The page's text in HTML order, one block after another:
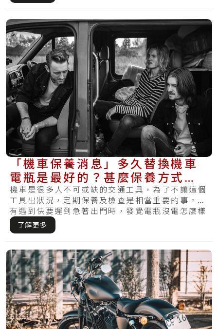
「機車保養消息」多久替換機車
電瓶是最好的？甚麼保養方式最
適合你的電瓶？
機車是很多人不可或缺的交通工具，為了不讓這個
工具出狀況，定期保養及檢查是相當重要的事。你
有遇到快要遲到急著出門時，發覺電瓶沒電怎麼樣
都無.....
了解更多